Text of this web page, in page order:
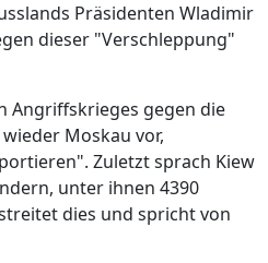
Präsidenten Wladimir
dieser "Verschleppung"
Angriffskrieges gegen die
Moskau vor,
Zuletzt sprach Kiew
unter ihnen 4390
dies und spricht von